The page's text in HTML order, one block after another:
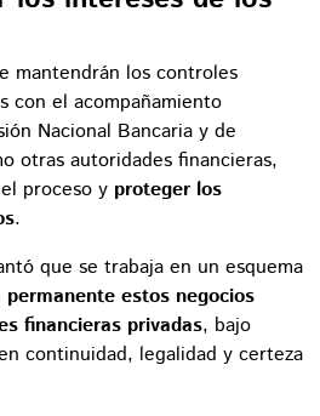
mantendrán los controles
con el acompañamiento
Nacional Bancaria y de
otras autoridades financieras,
proceso y proteger los
.
que se trabaja en un esquema
estos negocios
financieras privadas, bajo
continuidad, legalidad y certeza